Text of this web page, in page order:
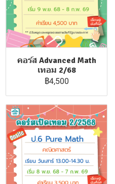
คอร์ส Advanced Math
เทอม 2/68
฿4,500